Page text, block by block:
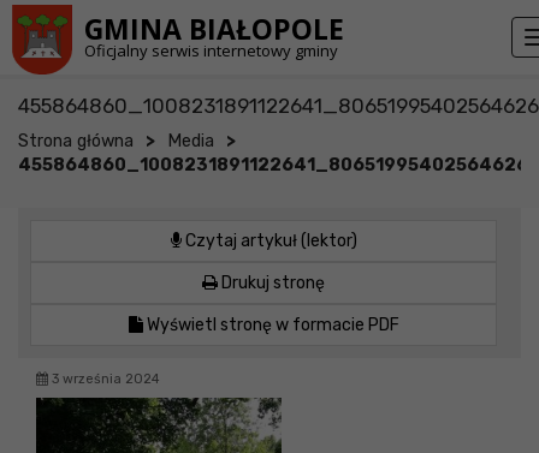
GMINA BIAŁOPOLE
Oficjalny serwis internetowy gminy
Strona główna > Media >
Czytaj artykuł (lektor)
Drukuj stronę
Wyświetl stronę w formacie PDF
3 września 2024